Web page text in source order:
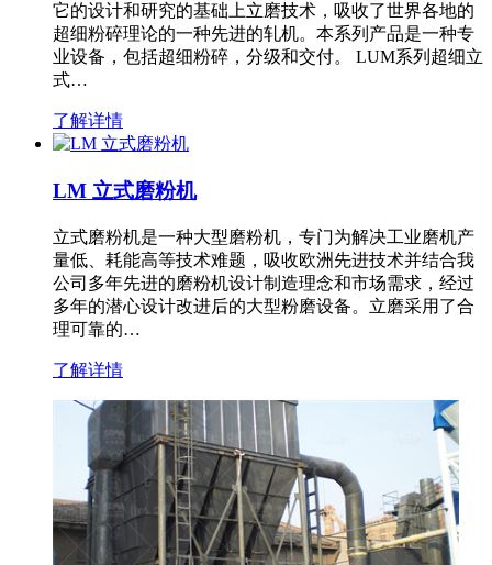
它的设计和研究的基础上立磨技术，吸收了世界各地的
超细粉碎理论的一种先进的轧机。本系列产品是一种专
业设备，包括超细粉碎，分级和交付。 LUM系列超细立
式…
了解详情
LM 立式磨粉机
立式磨粉机是一种大型磨粉机，专门为解决工业磨机产
量低、耗能高等技术难题，吸收欧洲先进技术并结合我
公司多年先进的磨粉机设计制造理念和市场需求，经过
多年的潜心设计改进后的大型粉磨设备。立磨采用了合
理可靠的…
了解详情